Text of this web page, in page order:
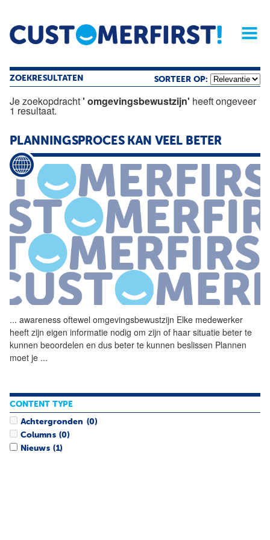
Home Opinie Archief
Magazine
ZOEKRESULTATEN SORTEER OP:
Je zoekopdracht' omgevingsbewustzijn' heeft ongeveer
1 resultaat.
PLANNINGSPROCES KAN VEEL BETER
... awareness oftewel omgevingsbewustzijn Elke medewerker
heeft zijn eigen informatie nodig om zijn of haar situatie beter te
kunnen beoordelen en dus beter te kunnen beslissen Plannen
moet je ...
CONTENT TYPE
Achtergronden (0)
Columns (0)
Nieuws (1)